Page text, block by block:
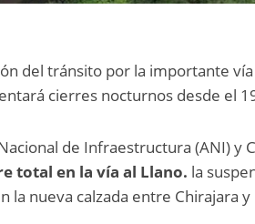
del tránsito por la importante
cierres nocturnos desde el
de Infraestructura (ANI)
total en la vía al Llano. la
la nueva calzada entre Chirajara